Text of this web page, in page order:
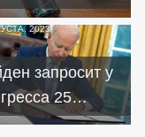
Bacardi в
"спонсоров
2023
запросит у
25